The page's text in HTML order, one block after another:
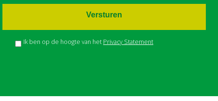
Ik ben op de hoogte van het Privacy Statement
Versturen